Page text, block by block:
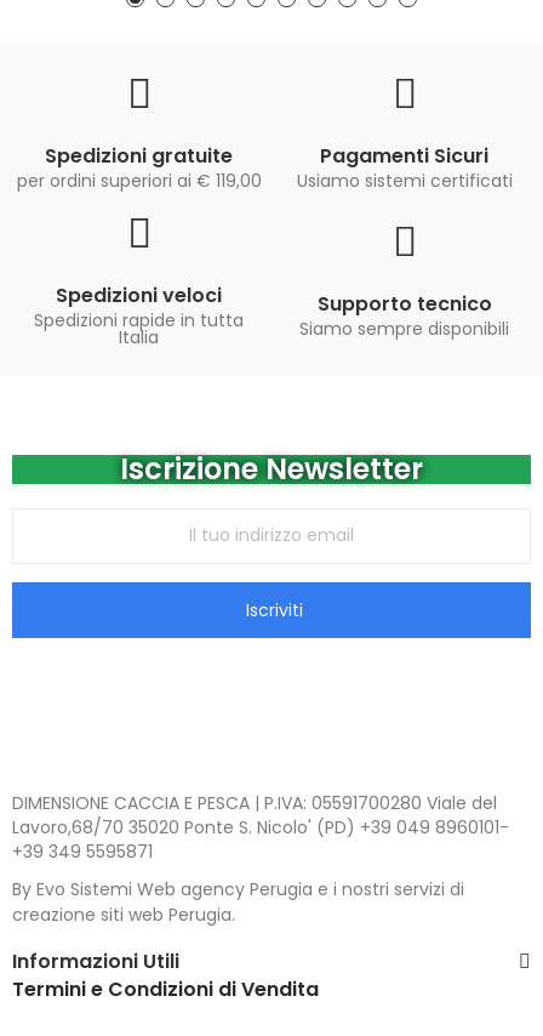
Spedizioni gratuite
per ordini superiori ai € 119,00
Pagamenti Sicuri
Usiamo sistemi certificati
Spedizioni veloci
Spedizioni rapide in tutta
Italia
Supporto tecnico
Siamo sempre disponibili
Iscrizione Newsletter
Iscriviti
DIMENSIONE CACCIA E PESCA | P.IVA: 05591700280 Viale del
Lavoro,68/70 35020 Ponte S. Nicolo' (PD) +39 049 8960101-
+39 349 5595871
By Evo Sistemi Web agency Perugia e i nostri servizi di
creazione siti web Perugia.
Informazioni Utili
Termini e Condizioni di Vendita